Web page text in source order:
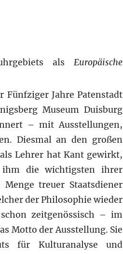
als Europäische
Fünfziger Jahre Patenstadt
Museum Duisburg
– mit Ausstellungen,
Diesmal an den großen
Lehrer hat Kant gewirkt,
ihm die wichtigsten ihrer
treuer Staatsdiener
der Philosophie wieder
zeitgenössisch – im
Motto der Ausstellung. Sie
für Kulturanalyse und